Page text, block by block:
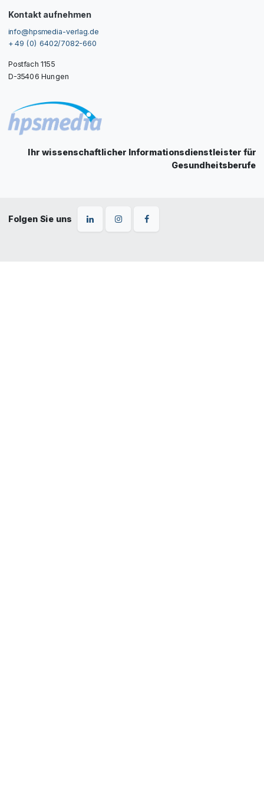
Kontakt aufnehmen
info@hpsmedia-verlag.de
+ 49 (0) 6402/7082-660
Postfach 1155
D-35406 Hungen
Ihr wissenschaftlicher Informationsdienstleister für
Gesundheitsberufe
Folgen Sie uns